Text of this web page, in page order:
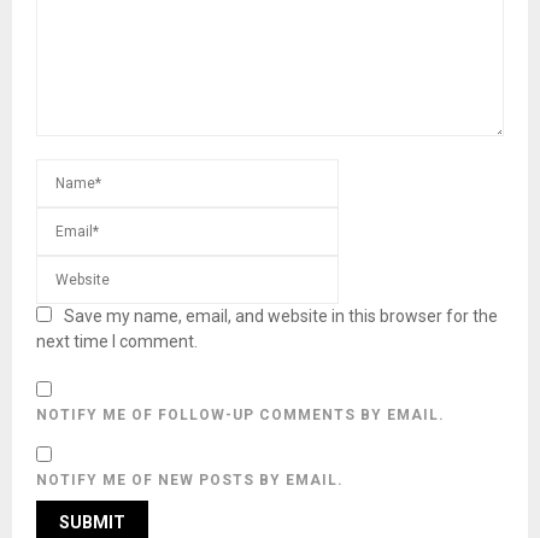
Save my name, email, and website in this browser for the
next time I comment.
NOTIFY ME OF FOLLOW-UP COMMENTS BY EMAIL.
NOTIFY ME OF NEW POSTS BY EMAIL.